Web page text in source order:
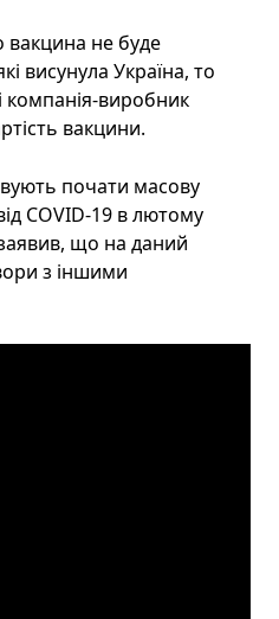
не буде
висунула Україна, то
компанія-виробник
вакцини.
почати масову
COVID-19 в лютому
що на даний
з іншими